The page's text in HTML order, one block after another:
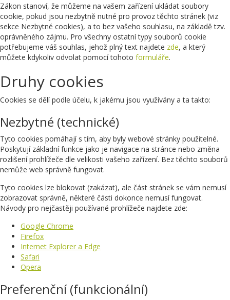
Zákon stanoví, že můžeme na vašem zařízení ukládat soubory
cookie, pokud jsou nezbytně nutné pro provoz těchto stránek (viz
sekce Nezbytné cookies), a to bez vašeho souhlasu, na základě tzv.
oprávněného zájmu. Pro všechny ostatní typy souborů cookie
potřebujeme váš souhlas, jehož plný text najdete zde, a který
můžete kdykoliv odvolat pomocí tohoto formuláře.
Druhy cookies
Cookies se dělí podle účelu, k jakému jsou využívány a ta takto:
Nezbytné (technické)
Tyto cookies pomáhají s tím, aby byly webové stránky použitelné.
Poskytují základní funkce jako je navigace na stránce nebo změna
rozlišení prohlížeče dle velikosti vašeho zařízení. Bez těchto souborů
nemůže web správně fungovat.
Tyto cookies lze blokovat (zakázat), ale část stránek se vám nemusí
zobrazovat správně, některé části dokonce nemusí fungovat.
Návody pro nejčastěji používané prohlížeče najdete zde:
Google Chrome
Firefox
Internet Explorer a Edge
Safari
Opera
Preferenční (funkcionální)